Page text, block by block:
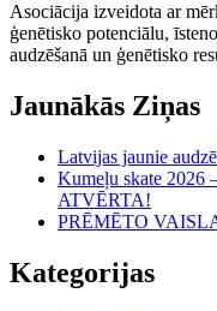
Asociācija izveidota ar
ģenētisko potenciālu,
audzēšanā un ģenētisko
Jaunākās Ziņas
Latvijas jaunie
Kumeļu skate 2026
ATVĒRTA!
PRĒMĒTO
Kategorijas